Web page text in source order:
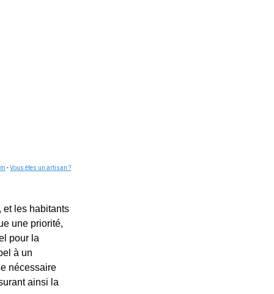
-Vous êtes un artisan ?
et les habitants
une priorité,
pour la
à un
nécessaire
ainsi la